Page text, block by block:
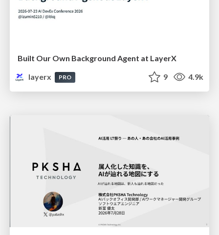
Built Our Own Background Agent at LayerX
layerx
PRO 9 4.9k